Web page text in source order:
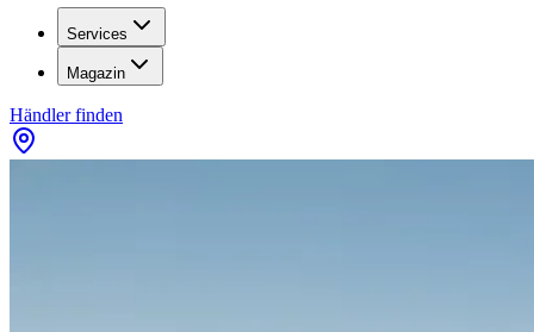
Services
Magazin
Händler finden